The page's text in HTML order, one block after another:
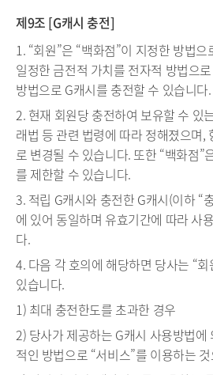
제9조 [G캐시 충전]
1. “회원”은 “백화점”이 지정한 방법
일정한 금전적 가치를 전자적 방법으
방법으로 G캐시를 충전할 수 있습니다.
2. 현재 회원당 충전하여 보유할 수 있
래법 등 관련 법령에 따라 정해졌으며,
로 변경될 수 있습니다. 또한 “백화점”
를 제한할 수 있습니다.
3. 적립 G캐시와 충전한 G캐시(이하 “
에 있어 동일하며 유효기간에 따라 사
다.
4. 다음 각 호의에 해당하면 당사는 “
있습니다.
1) 최대 충전한도를 초과한 경우
2) 당사가 제공하는 G캐시 사용방법
적인 방법으로 “서비스”를 이용하는